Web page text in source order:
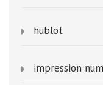
hublot
impression